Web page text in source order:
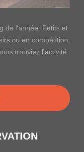
de l'année. Petits et
ou en compétition,
trouviez l'activité